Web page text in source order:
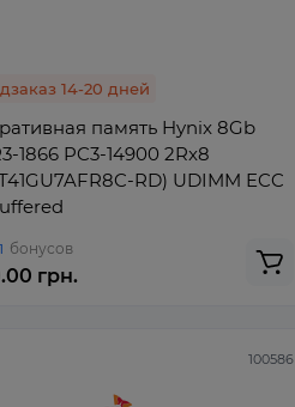
14-20 дней
память Hynix 8Gb
1866 PC3-14900 2Rx8
RD) UDIMM ECC
бонусов
грн.
100586